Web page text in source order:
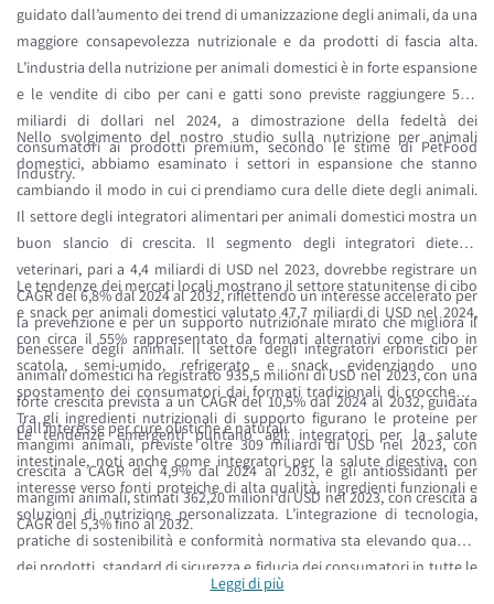
guidato dall’aumento dei trend di umanizzazione degli animali, da una
maggiore consapevolezza nutrizionale e da prodotti di fascia alta.
L’industria della nutrizione per animali domestici è in forte espansione
e le vendite di cibo per cani e gatti sono previste raggiungere 51,7
miliardi di dollari nel 2024, a dimostrazione della fedeltà dei
consumatori ai prodotti premium, secondo le stime di PetFood
Industry.
Nello svolgimento del nostro studio sulla nutrizione per animali
domestici, abbiamo esaminato i settori in espansione che stanno
cambiando il modo in cui ci prendiamo cura delle diete degli animali.
Il settore degli integratori alimentari per animali domestici mostra un
buon slancio di crescita. Il segmento degli integratori dietetici
veterinari, pari a 4,4 miliardi di USD nel 2023, dovrebbe registrare un
CAGR del 6,8% dal 2024 al 2032, riflettendo un interesse accelerato per
la prevenzione e per un supporto nutrizionale mirato che migliora il
benessere degli animali. Il settore degli integratori erboristici per
animali domestici ha registrato 935,5 milioni di USD nel 2023, con una
forte crescita prevista a un CAGR del 10,5% dal 2024 al 2032, guidata
dall’interesse per cure olistiche e naturali.
Le tendenze dei mercati locali mostrano il settore statunitense di cibo
e snack per animali domestici valutato 47,7 miliardi di USD nel 2024,
con circa il 55% rappresentato da formati alternativi come cibo in
scatola, semi-umido, refrigerato e snack, evidenziando uno
spostamento dei consumatori dai formati tradizionali di crocchette.
Tra gli ingredienti nutrizionali di supporto figurano le proteine per
mangimi animali, previste oltre 309 miliardi di USD nel 2023, con
crescita a CAGR del 4,9% dal 2024 al 2032, e gli antiossidanti per
mangimi animali, stimati 362,20 milioni di USD nel 2023, con crescita a
CAGR del 5,3% fino al 2032.
Le tendenze emergenti puntano agli integratori per la salute
intestinale, noti anche come integratori per la salute digestiva, con
interesse verso fonti proteiche di alta qualità, ingredienti funzionali e
soluzioni di nutrizione personalizzata. L’integrazione di tecnologia,
pratiche di sostenibilità e conformità normativa sta elevando qualità
dei prodotti, standard di sicurezza e fiducia dei consumatori in tutte le
categorie di nutrizione per animali domestici.
Leggi di più